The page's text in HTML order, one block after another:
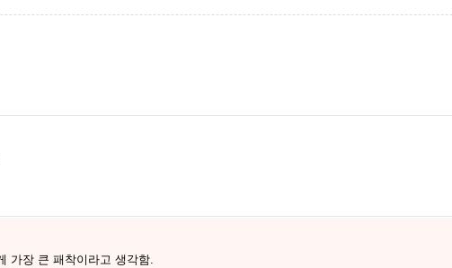
가장 큰 패착이라고 생각함.